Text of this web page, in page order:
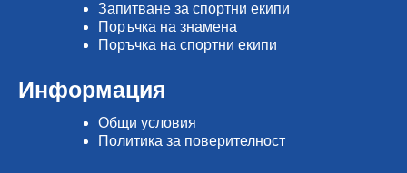
Запитване за спортни екипи
Поръчка на знамена
Поръчка на спортни екипи
Информация
Общи условия
Политика за поверителност